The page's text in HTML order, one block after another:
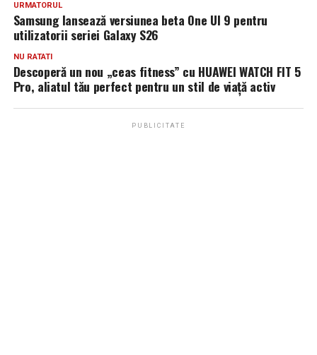
URMATORUL
Samsung lansează versiunea beta One UI 9 pentru
utilizatorii seriei Galaxy S26
NU RATATI
Descoperă un nou „ceas fitness” cu HUAWEI WATCH FIT 5
Pro, aliatul tău perfect pentru un stil de viață activ
PUBLICITATE